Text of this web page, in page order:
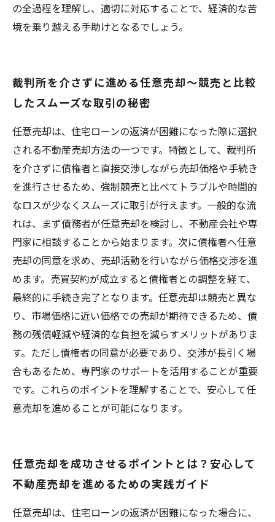
の全過程を理解し、適切に対応することで、経済的な苦
境を乗り越える手助けとなるでしょう。
裁判所を介さずに進める任意売却〜競売と比較
したスムーズな取引の秘密
任意売却は、住宅ローンの返済が困難になった際に選択
される不動産売却方法の一つです。特徴として、裁判所
を介さずに債権者と直接交渉しながら売却価格や手続き
を進行させるため、強制競売と比べてトラブルや時間的
なロスが少なくスムーズに取引が行えます。一般的な流
れは、まず債務者が任意売却を検討し、不動産会社や専
門家に相談することから始まります。次に債権者へ任意
売却の同意を求め、売却活動を行いながら価格交渉を進
めます。売買契約が成立すると債権者との調整を経て、
最終的に手続き完了となります。任意売却は競売と異な
り、市場価格に近い価格での売却が期待できるため、債
務の残債軽減や経済的な負担を減らすメリットがありま
す。ただし債権者の同意が必要であり、交渉が長引く場
合もあるため、専門家のサポートを活用することが重要
です。これらのポイントを理解することで、安心して任
意売却を進めることが可能になります。
任意売却を成功させるポイントとは？安心して
不動産売却を進めるための実践ガイド
任意売却は、住宅ローンの返済が困難になった場合に、